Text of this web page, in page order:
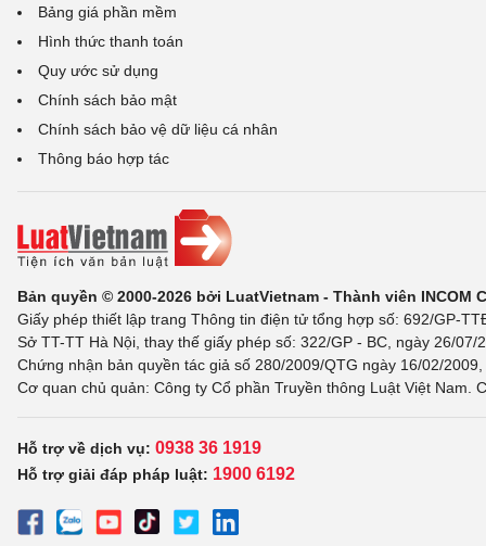
Bảng giá phần mềm
Hình thức thanh toán
Quy ước sử dụng
Chính sách bảo mật
Chính sách bảo vệ dữ liệu cá nhân
Thông báo hợp tác
Bản quyền © 2000-2026 bởi LuatVietnam - Thành viên INCOM
Giấy phép thiết lập trang Thông tin điện tử tổng hợp số: 692/GP-
Sở TT-TT Hà Nội, thay thế giấy phép số: 322/GP - BC, ngày 26/
Chứng nhận bản quyền tác giả số 280/2009/QTG ngày 16/02/
Cơ quan chủ quản: Công ty Cổ phần Truyền thông Luật Việt Nam.
Hỗ trợ về dịch vụ: 0938 36 1919
Hỗ trợ giải đáp pháp luật: 1900 6192